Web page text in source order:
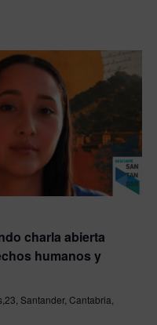
charla abierta
humanos y
Santander, Cantabria,